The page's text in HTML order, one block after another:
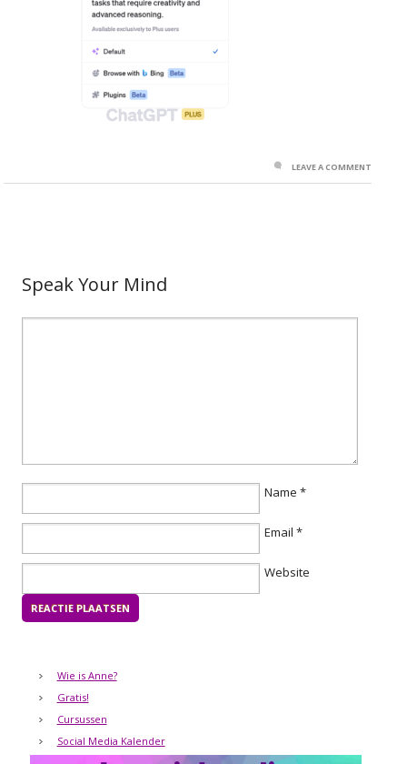
LEAVE A COMMENT
Speak Your Mind
Name *
Email *
Website
Wie is Anne?
Gratis!
Cursussen
Social Media Kalender